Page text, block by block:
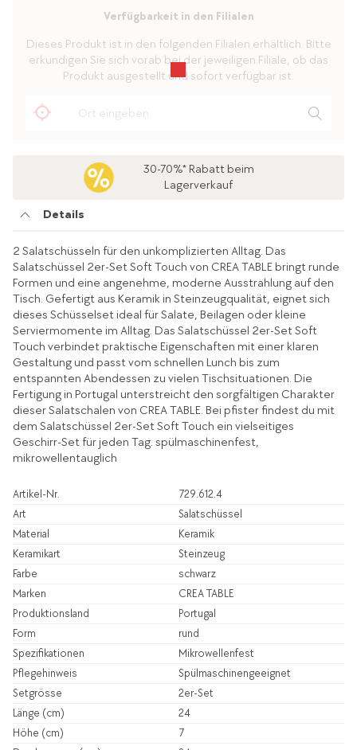
Verfügbarkeit in den Filialen
Dieses Produkt ist in den folgenden Filialen erhältlich. Bitte
erkundigen Sie sich vorab bei der jeweiligen Filiale, ob das
Produkt ausgestellt und sofort verfügbar ist.
30-70%* Rabatt beim
Lagerverkauf
Details
2 Salatschüsseln für den unkomplizierten Alltag. Das
Salatschüssel 2er-Set Soft Touch von CREA TABLE bringt runde
Formen und eine angenehme, moderne Ausstrahlung auf den
Tisch. Gefertigt aus Keramik in Steinzeugqualität, eignet sich
dieses Schüsselset ideal für Salate, Beilagen oder kleine
Serviermomente im Alltag. Das Salatschüssel 2er-Set Soft
Touch verbindet praktische Eigenschaften mit einer klaren
Gestaltung und passt vom schnellen Lunch bis zum
entspannten Abendessen zu vielen Tischsituationen. Die
Fertigung in Portugal unterstreicht den sorgfältigen Charakter
dieser Salatschalen von CREA TABLE. Bei pfister findest du mit
dem Salatschüssel 2er-Set Soft Touch ein vielseitiges
Geschirr-Set für jeden Tag. spülmaschinenfest,
mikrowellentauglich
Artikel-Nr.
729.612.4
Art
Salatschüssel
Material
Keramik
Keramikart
Steinzeug
Farbe
schwarz
Marken
CREA TABLE
Produktionsland
Portugal
Form
rund
Spezifikationen
Mikrowellenfest
Pflegehinweis
Spülmaschinengeeignet
Setgrösse
2er-Set
Länge (cm)
24
Höhe (cm)
7